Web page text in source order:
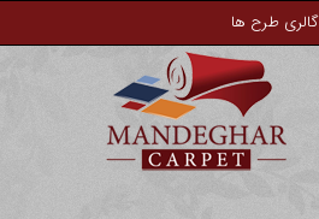
گالری طرح ها